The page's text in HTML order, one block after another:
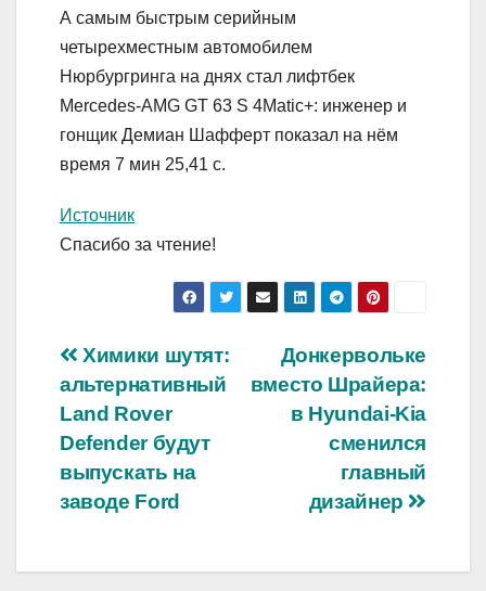
А самым быстрым серийным
четырехместным автомобилем
Нюрбургринга на днях стал лифтбек
Mercedes-AMG GT 63 S 4Matic+: инженер и
гонщик Демиан Шафферт показал на нём
время 7 мин 25,41 с.
Источник
Спасибо за чтение!
Навигация
по
записям
Донкервольке
вместо Шрайера:
в Hyundai-Kia
сменился
главный
дизайнер
Химики шутят:
альтернативный
Land Rover
Defender будут
выпускать на
заводе Ford